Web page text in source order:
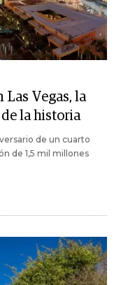
Vegas, la
la historia
de un cuarto
de 1,5 mil millones